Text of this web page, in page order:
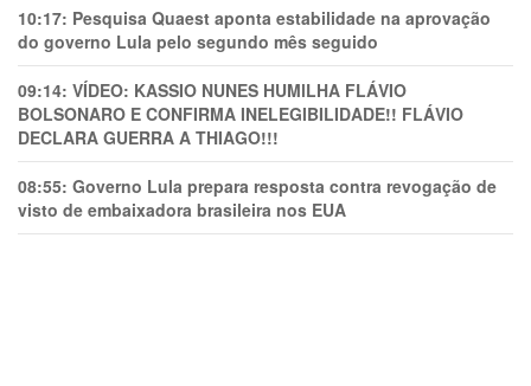
10:17: Pesquisa Quaest aponta estabilidade na aprovação
do governo Lula pelo segundo mês seguido
09:14: VÍDEO: KASSIO NUNES HUMlLHA FLÁVIO
BOLSONARO E CONFIRMA INELEGIBILIDADE!! FLÁVIO
DECLARA GUERRA A THIAGO!!!
08:55: Governo Lula prepara resposta contra revogação de
visto de embaixadora brasileira nos EUA